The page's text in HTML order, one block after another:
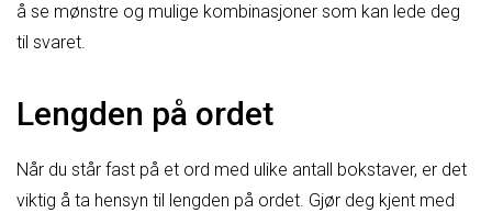
å se mønstre og mulige kombinasjoner som kan lede deg
til svaret.
Lengden på ordet
Når du står fast på et ord med ulike antall bokstaver, er det
viktig å ta hensyn til lengden på ordet. Gjør deg kjent med